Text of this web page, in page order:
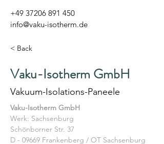
+49 37206 891 450
info@vaku-isotherm.de
< Back
Vaku-Isotherm GmbH
Vakuum-Isolations-Paneele
Vaku-Isotherm GmbH
Werk: Sachsenburg
Schönborner Str. 37
D - 09669 Frankenberg / OT Sachsenburg